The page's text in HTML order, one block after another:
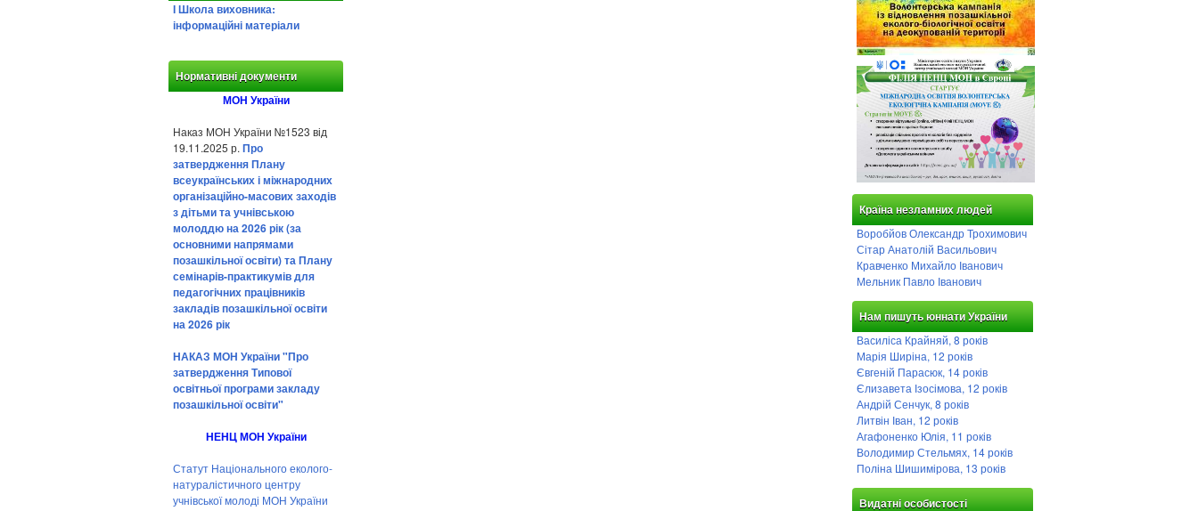
І Школа виховника:
інформаційні матеріали
Нормативні документи
МОН України
Наказ МОН України №1523 від
19.11.2025 р. Про
затвердження Плану
всеукраїнських і міжнародних
організаційно-масових заходів
з дітьми та учнівською
молоддю на 2026 рік (за
основними напрямами
позашкільної освіти) та Плану
семінарів-практикумів для
педагогічних працівників
закладів позашкільної освіти
на 2026 рік
НАКАЗ МОН України "Про
затвердження Типової
освітньої програми закладу
позашкільної освіти"
НЕНЦ МОН України
Статут Національного еколого-
натуралістичного центру
учнівської молоді МОН України
Країна незламних людей
Воробйов Олександр Трохимович
Сітар Анатолій Васильович
Кравченко Михайло Іванович
Мельник Павло Іванович
Нам пишуть юннати України
Василіса Крайняй, 8 років
Марія Ширіна, 12 років
Євгеній Парасюк, 14 років
Єлизавета Ізосімова, 12 років
Андрій Сенчук, 8 років
Литвін Іван, 12 років
Агафоненко Юлія, 11 років
Володимир Стельмях, 14 років
Поліна Шишимірова, 13 років
Видатні особистості